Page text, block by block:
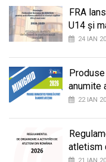
FRA
U14 și
24 IAN
anumite
22 IAN
atletism
21 IAN